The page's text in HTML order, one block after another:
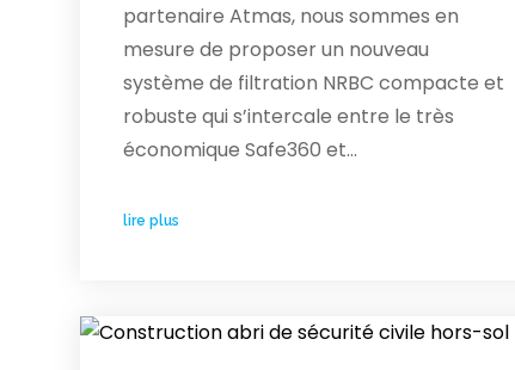
partenaire Atmas, nous sommes en
mesure de proposer un nouveau
système de filtration NRBC compacte et
robuste qui s’intercale entre le très
économique Safe360 et…
lire plus